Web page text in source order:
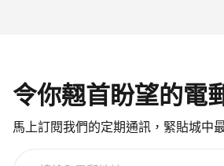
令你翹首盼望的電
馬上訂閱我們的定期通訊，緊貼城中